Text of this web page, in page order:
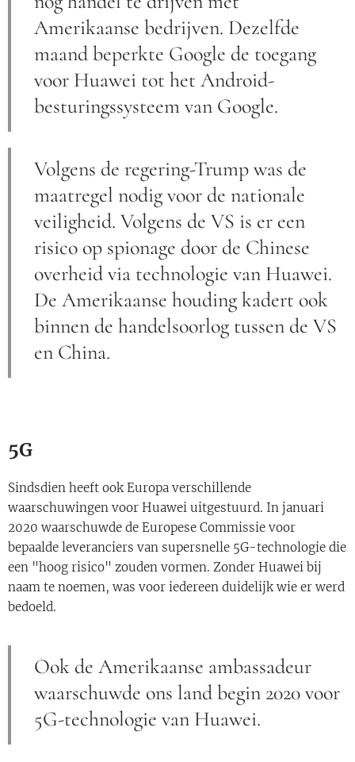
Amerikaanse bedrijven. Dezelfde
maand beperkte Google de toegang
voor Huawei tot het Android-
besturingssysteem van Google.
Volgens de regering-Trump was de
maatregel nodig voor de nationale
veiligheid. Volgens de VS is er een
risico op spionage door de Chinese
overheid via technologie van Huawei.
De Amerikaanse houding kadert ook
binnen de handelsoorlog tussen de VS
en China.
5G
Sindsdien heeft ook Europa verschillende
waarschuwingen voor Huawei uitgestuurd. In januari
2020 waarschuwde de Europese Commissie voor
bepaalde leveranciers van supersnelle 5G-technologie die
een "hoog risico" zouden vormen. Zonder Huawei bij
naam te noemen, was voor iedereen duidelijk wie er werd
bedoeld.
Ook de Amerikaanse ambassadeur
waarschuwde ons land begin 2020 voor
5G-technologie van Huawei.